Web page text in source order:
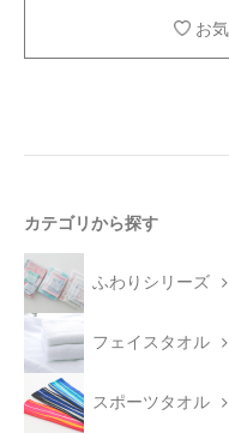
お
カテゴリから探す
ふわりシリーズ
フェイスタオル
スポーツタオル